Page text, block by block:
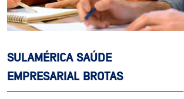
SULAMÉRICA SAÚDE
EMPRESARIAL BROTAS